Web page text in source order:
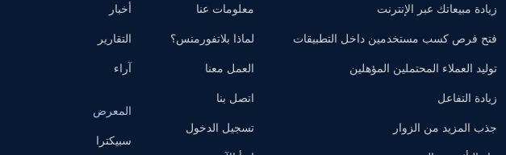
زيادة مبيعاتك عبر الإنترنت
فتح فرص كسب مستخدمين داخل التطبيقات
توليد العملاء المحتملين المؤهلين
زيادة التفاعل
جذب المزيد من الزوار
معلومات عنا
لماذا بلاتفورمنس؟
العمل معنا
اتصل بنا
تسجيل الدخول
أخبار
التقارير
آراء
المعرض
سبيكترا